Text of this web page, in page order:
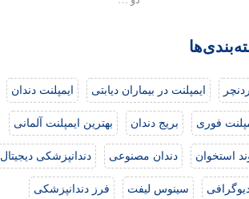
ایمپلنت در بیماران دیابتی ایمپلنت دندان
فوری بریج دندان بهترین ایمپلنت آلمانی
استخوان دندان مصنوعی دندانپزشکی دیجیتال
سینوس لیفت فرز دندانپزشکی